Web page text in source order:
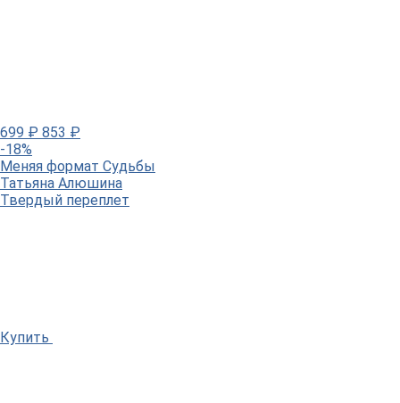
699 ₽ 853 ₽
-18%
Меняя формат Судьбы
Татьяна Алюшина
Твердый переплет
Купить